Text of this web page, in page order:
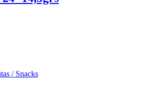
/ Snacks